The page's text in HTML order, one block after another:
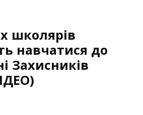
школярів
навчатися до
Захисників